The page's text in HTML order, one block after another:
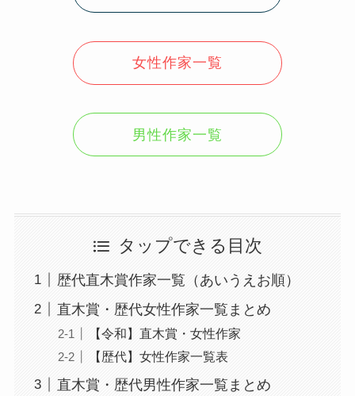
女性作家一覧
男性作家一覧
タップできる目次
歴代直木賞作家一覧（あいうえお順）
直木賞・歴代女性作家一覧まとめ
【令和】直木賞・女性作家
【歴代】女性作家一覧表
直木賞・歴代男性作家一覧まとめ